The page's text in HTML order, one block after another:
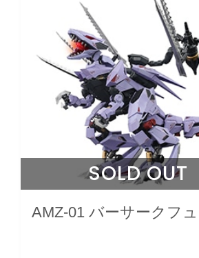
SOLD OUT
AMZ-01 バーサークフ